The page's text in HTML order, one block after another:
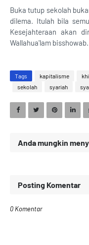
Buka tutup sekolah
dilema. Itulah bila
Kesejahteraan akan
Wallahua'lam bisshowab.
Tags kapitalisme
sekolah
syariah
Anda mungkin
Posting Komentar
0 Komentar